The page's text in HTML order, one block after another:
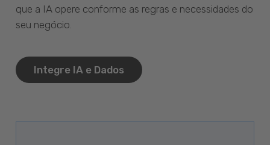
que a IA opere conforme as regras e necessidades do
seu negócio.
Integre IA e Dados